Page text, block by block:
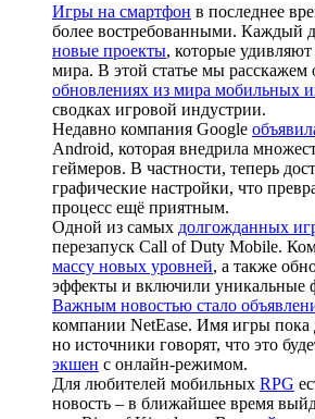
Игры на смартфон в последнее
более востребованными. Каждый
новые проекты, которые
мира. В этой статье мы расскажем
обновлениях из мира мобильных
сводках игровой индустрии.
Недавно компания Google
Android, которая внедрила
геймеров. В частности, теперь
графические настройки, что
процесс ещё приятным.
Одной из самых долгожданных
перезапуск Call of Duty Mobile.
массу новых уровней, а также
эффекты и включили уникальные
Важным новостью стало
компании NetEase. Имя игры пока
но источники говорят, что это
экшен с онлайн-режимом.
Для любителей мобильных RPG
новость – в ближайшее время